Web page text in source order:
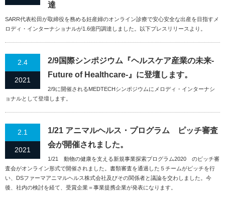
達
SARR代表松田が取締役を務める妊産婦のオンライン診療で安心安全な出産を目指すメ
ロディ・インターナショナルが1.6億円調達しました。以下プレスリリースより。
2.4
2021
2/9国際シンポジウム『ヘルスケア産業の未来-
Future of Healthcare-』に登壇します。
2/9に開催されるMEDTECHシンポジウムにメロディ・インターナシ
ョナルとして登壇します。
2.1
2021
1/21 アニマルヘルス・プログラム ピッチ審査
会が開催されました。
1/21 動物の健康を支える新規事業探索プログラム2020 のピッチ審
査会がオンライン形式で開催されました。書類審査を通過した５チームがピッチを行
い、DSファーマアニマルヘルス株式会社及びその関係者と議論を交わしました。今
後、社内の検討を経て、受賞企業＝事業提携企業が発表になります。